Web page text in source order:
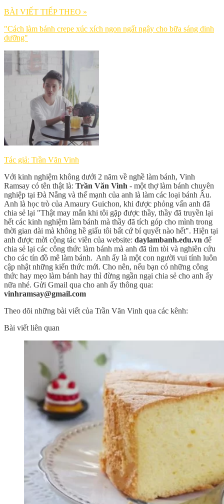
BÀI VIẾT TIẾP THEO »
"Cách làm bánh crepe xúc xích ngon ngất ngây cho bữa sáng dinh
dưỡng"
Tác giả: Trần Văn Vinh
Với kinh nghiệm không dưới 2 năm về nghề làm bánh, Vinh
Ramsay có tên thật là: Trần Văn Vinh - một thợ làm bánh chuyên
nghiệp tại Đà Nẵng và thế mạnh của anh là làm các loại bánh Âu.
Anh là học trò của Amaury Guichon, khi được phỏng vấn anh đã
chia sẻ lại "Thật may mắn khi tôi gặp được thầy, thầy đã truyền lại
hết các kinh nghiệm làm bánh mà thầy đã tích góp cho mình trong
thời gian dài mà không hề giấu tôi bất cứ bí quyết nào hết". Hiện tại
anh được mời cộng tác viên của website: daylambanh.edu.vn để
chia sẻ lại các công thức làm bánh mà anh đã tìm tòi và nghiên cứu
cho các tín đồ mê làm bánh. Anh ấy là một con người vui tính luôn
cập nhật những kiến thức mới. Cho nên, nếu bạn có những công
thức hay mẹo làm bánh hay thì đừng ngần ngại chia sẻ cho anh ấy
nữa nhé. Gửi Gmail qua cho anh ấy thông qua:
vinhramsay@gmail.com
Theo dõi những bài viết của Trần Văn Vinh qua các kênh:
Bài viết liên quan